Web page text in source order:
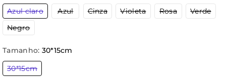
Azul claroVariante
esgotada
AzulVariante
esgotada
CinzaVariante
esgotada
VioletaVariante
esgotada
RosaVariante
esgotada
Verde
NegroVariante
esgotada
indisponível
Tamanho: 30*15cm
30*15cmVariante
esgotada